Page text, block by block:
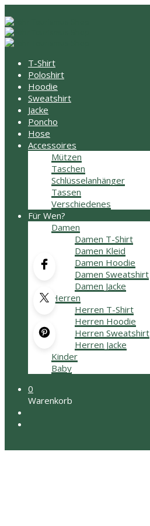
T-Shirt
Poloshirt
Hoodie
Sweatshirt
Jacke
Poncho
Hose
Accessoires
Mützen
Taschen
Schlüsselanhänger
Tassen
Verschiedenes
Für Wen?
Damen
Damen T-Shirt
Damen Kleid
Damen Hoodie
Damen Sweatshirt
Damen Jacke
Herren
Herren T-Shirt
Herren Hoodie
Herren Sweatshirt
Herren Jacke
Kinder
Baby
0
Warenkorb